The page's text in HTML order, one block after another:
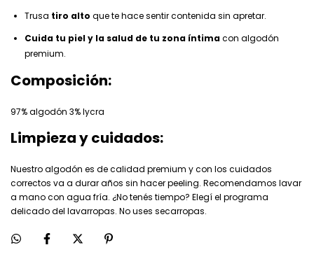
Trusa tiro alto que te hace sentir contenida sin apretar.
Cuida tu piel y la salud de tu zona íntimacon algodón
premium.
Composición:
97% algodón 3% lycra
Limpieza y cuidados:
Nuestro algodón es de calidad premium y con los cuidados
correctos va a durar años sin hacer peeling. Recomendamos lavar
a mano con agua fría. ¿No tenés tiempo? Elegí el programa
delicado del lavarropas. No uses secarropas.